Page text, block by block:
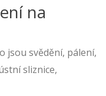
na
jsou svědění, pálení,
sliznice,